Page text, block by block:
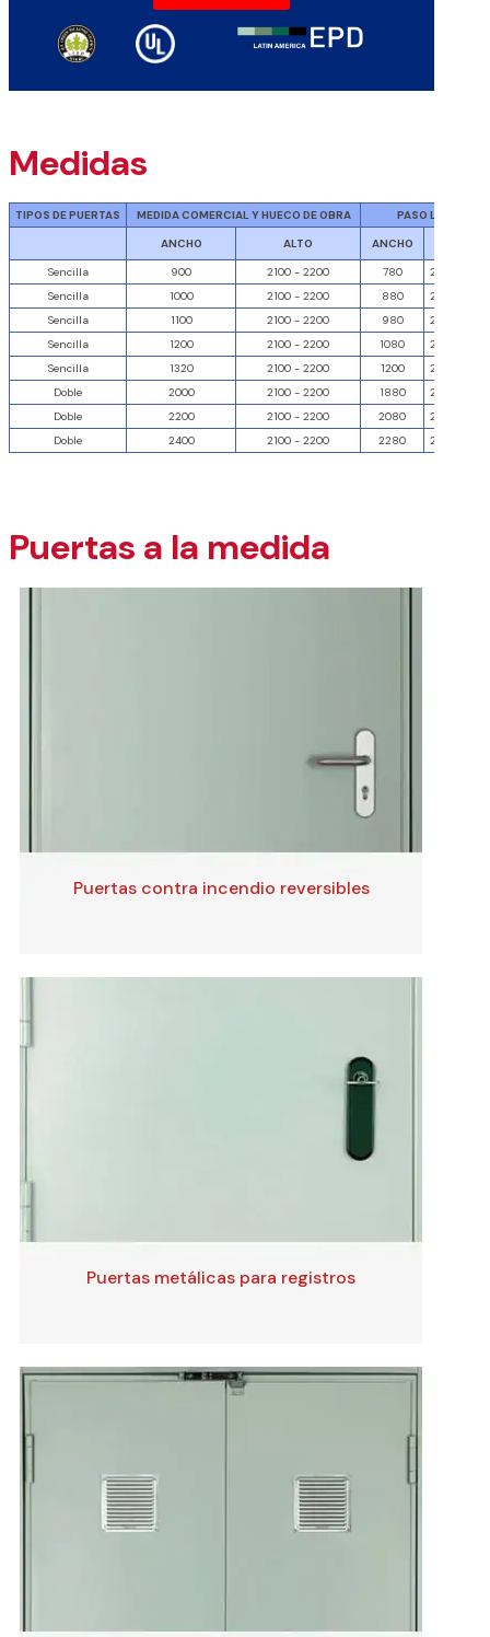
Medidas
TIPOS DE PUERTAS MEDIDA COMERCIAL Y HUECO DE OBRA
PASO LIBRE
ANCHO
ALTO ANCHO
Sencilla
900 2100 - 2200 780
2030 -
Sencilla
1000 2100 - 2200 880
2030 -
Sencilla
1100 2100 - 2200 980
2030 -
Sencilla
1200 2100 - 2200 1080
2030 -
Sencilla
1320 2100 - 2200 1200
2030 -
Doble
2000 2100 - 2200 1880
2030 -
Doble
2200 2100 - 2200 2080
2030 -
Doble
2400 2100 - 2200 2280 2030 -
Puertas a la medida
Puertas contra incendio reversibles
Puertas metálicas para registros